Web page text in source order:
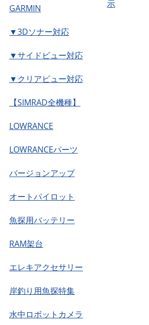
GARMIN
▼3Dソナー対応
▼サイドビュー対応
▼クリアビュー対応
【SIMRAD全機種】
LOWRANCE
LOWRANCEパーツ
バージョンアップ
オートパイロット
魚探用バッテリー
RAM架台
エレキアクセサリー
岸釣り用魚探特集
水中ロボットカメラ
示